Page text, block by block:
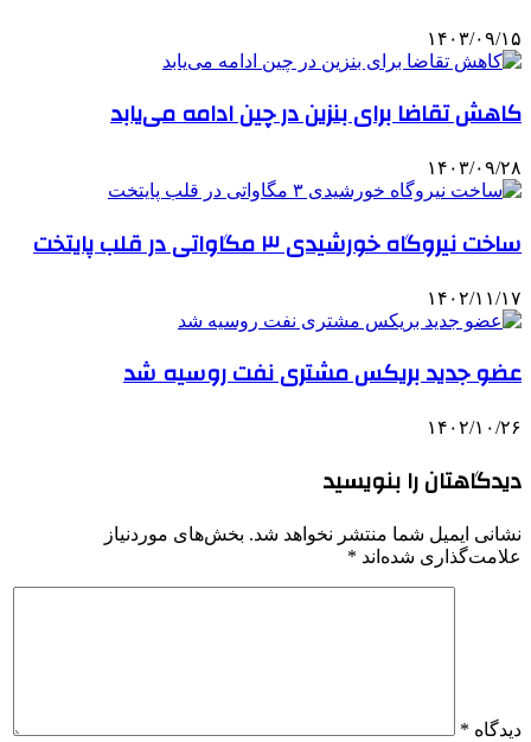
۱۴۰۳/۰۹/۱۵
کاهش تقاضا برای بنزین در چین ادامه می‌یابد
۱۴۰۳/۰۹/۲۸
ساخت نیروگاه خورشیدی ۳ مگاواتی در قلب پایتخت
۱۴۰۲/۱۱/۱۷
عضو جدید بریکس مشتری نفت روسیه شد
۱۴۰۲/۱۰/۲۶
دیدگاهتان را بنویسید
نشانی ایمیل شما منتشر نخواهد شد. بخش‌های موردنیاز
علامت‌گذاری شده‌اند *
دیدگاه *